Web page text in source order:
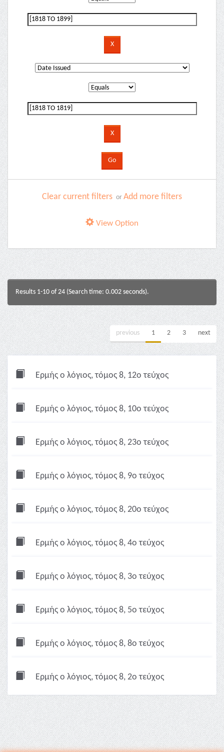
Clear current filters or Add more filters
View Option
Results 1-10 of 24 (Search time: 0.002 seconds).
previous 1 2 3 next
Ερμής ο λόγιος, τόμος 8, 12ο τεύχος
Ερμής ο λόγιος, τόμος 8, 10ο τεύχος
Ερμής ο λόγιος, τόμος 8, 23ο τεύχος
Ερμής ο λόγιος, τόμος 8, 9ο τεύχος
Ερμής ο λόγιος, τόμος 8, 20ο τεύχος
Ερμής ο λόγιος, τόμος 8, 4ο τεύχος
Ερμής ο λόγιος, τόμος 8, 3ο τεύχος
Ερμής ο λόγιος, τόμος 8, 5ο τεύχος
Ερμής ο λόγιος, τόμος 8, 8ο τεύχος
Ερμής ο λόγιος, τόμος 8, 2ο τεύχος